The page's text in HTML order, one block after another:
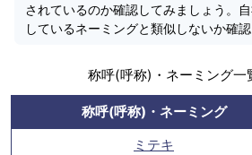
されているのか確認してみましょう。
しているネーミングと類似しないか確認
称呼(呼称)・ネーミング一
称呼(呼称)・ネーミング
ミテキ